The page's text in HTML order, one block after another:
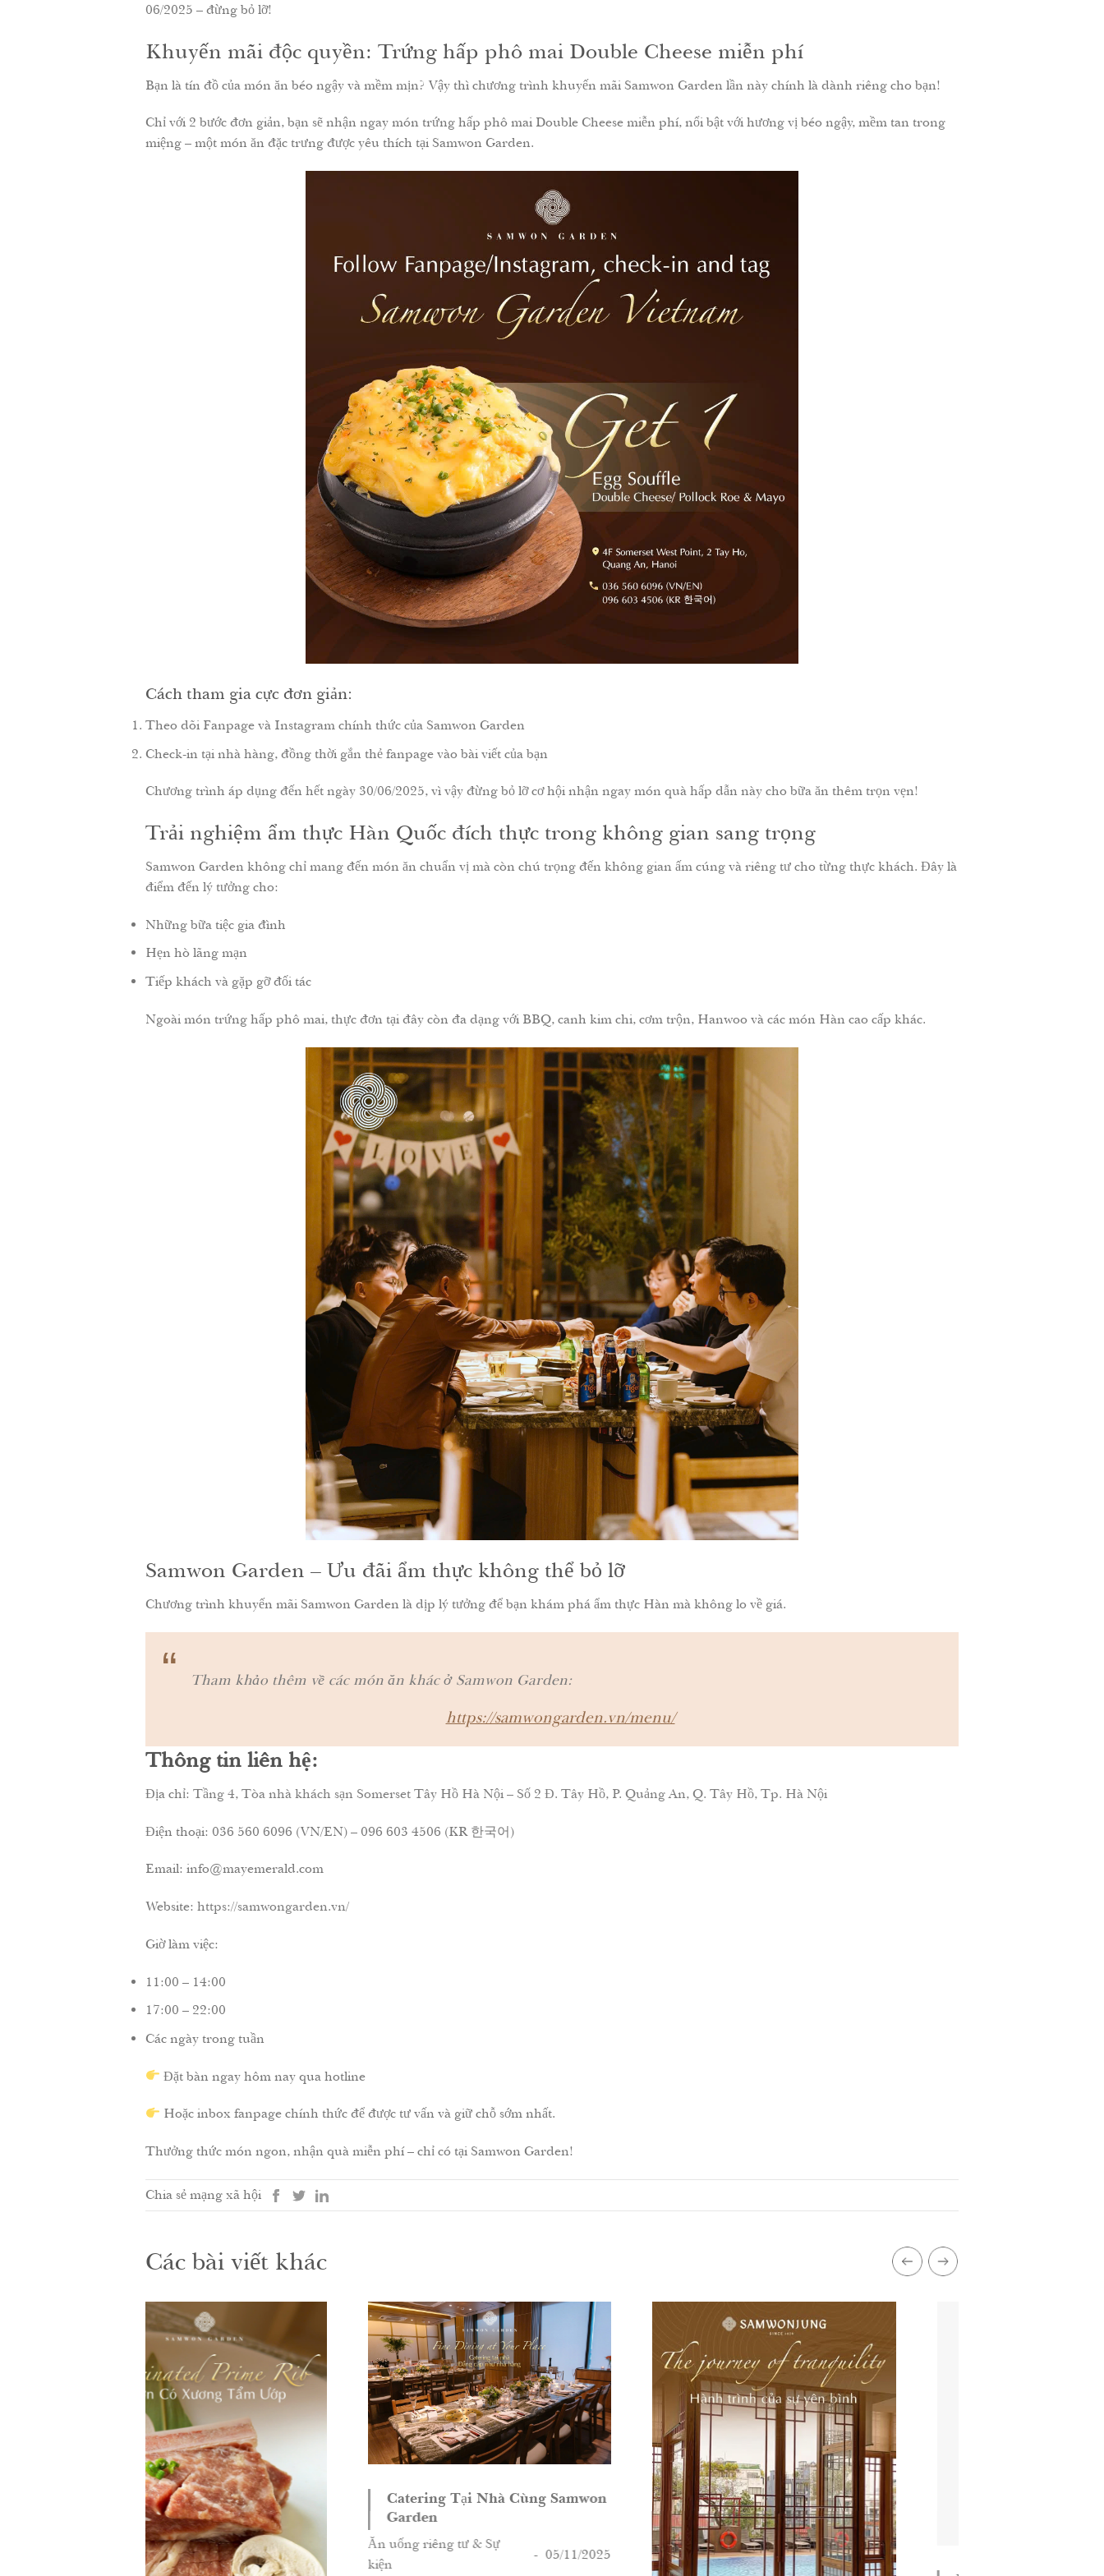
06/2025 – đừng bỏ lỡ!
Khuyến mãi độc quyền: Trứng hấp phô mai Double Cheese miễn phí
Bạn là tín đồ của món ăn béo ngậy và mềm mịn? Vậy thì chương trình khuyến mãi Samwon Garden lần này chính là dành riêng cho bạn!
Chỉ với 2 bước đơn giản, bạn sẽ nhận ngay món trứng hấp phô mai Double Cheese miễn phí, nổi bật với hương vị béo ngậy, mềm tan trong
miệng – một món ăn đặc trưng được yêu thích tại Samwon Garden.
Cách tham gia cực đơn giản:
Theo dõi Fanpage và Instagram chính thức của Samwon Garden
Check-in tại nhà hàng, đồng thời gắn thẻ fanpage vào bài viết của bạn
Chương trình áp dụng đến hết ngày 30/06/2025, vì vậy đừng bỏ lỡ cơ hội nhận ngay món quà hấp dẫn này cho bữa ăn thêm trọn vẹn!
Trải nghiệm ẩm thực Hàn Quốc đích thực trong không gian sang trọng
Samwon Garden không chỉ mang đến món ăn chuẩn vị mà còn chú trọng đến không gian ấm cúng và riêng tư cho từng thực khách. Đây là
điểm đến lý tưởng cho:
Những bữa tiệc gia đình
Hẹn hò lãng mạn
Tiếp khách và gặp gỡ đối tác
Ngoài món trứng hấp phô mai, thực đơn tại đây còn đa dạng với BBQ, canh kim chi, cơm trộn, Hanwoo và các món Hàn cao cấp khác.
Samwon Garden – Ưu đãi ẩm thực không thể bỏ lỡ
Chương trình khuyến mãi Samwon Garden là dịp lý tưởng để bạn khám phá ẩm thực Hàn mà không lo về giá.
“ Tham khảo thêm về các món ăn khác ở Samwon Garden:
https://samwongarden.vn/menu/
Thông tin liên hệ:
Địa chỉ: Tầng 4, Tòa nhà khách sạn Somerset Tây Hồ Hà Nội – Số 2 Đ. Tây Hồ, P. Quảng An, Q. Tây Hồ, Tp. Hà Nội
Điện thoại: 036 560 6096 (VN/EN) – 096 603 4506 (KR 한국어)
Email: info@mayemerald.com
Website: https://samwongarden.vn/
Giờ làm việc:
11:00 – 14:00
17:00 – 22:00
Các ngày trong tuần
Đặt bàn ngay hôm nay qua hotline
Hoặc inbox fanpage chính thức để được tư vấn và giữ chỗ sớm nhất.
Thưởng thức món ngon, nhận quà miễn phí – chỉ có tại Samwon Garden!
Chia sẻ mạng xã hội
Các bài viết khác
Catering Tại Nhà Cùng Samwon
Garden
Ăn uống riêng tư & Sự
kiện